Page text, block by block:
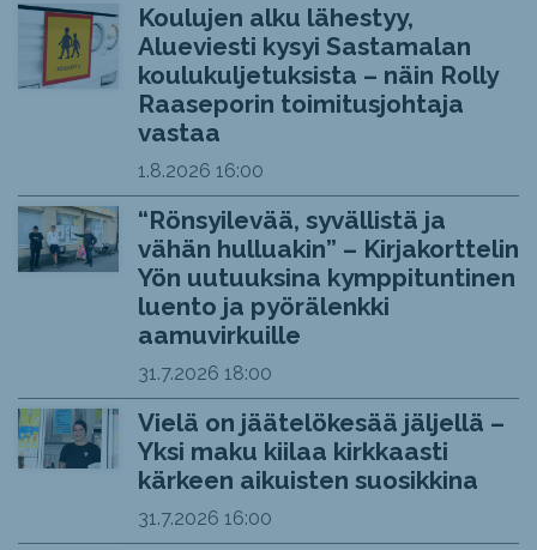
Koulujen alku lähestyy,
Alueviesti kysyi Sastamalan
koulukuljetuksista – näin Rolly
Raaseporin toimitusjohtaja
vastaa
1.8.2026 16:00
“Rönsyilevää, syvällistä ja
vähän hulluakin” – Kirjakorttelin
Yön uutuuksina kymppituntinen
luento ja pyörälenkki
aamuvirkuille
31.7.2026 18:00
Vielä on jäätelökesää jäljellä –
Yksi maku kiilaa kirkkaasti
kärkeen aikuisten suosikkina
31.7.2026 16:00